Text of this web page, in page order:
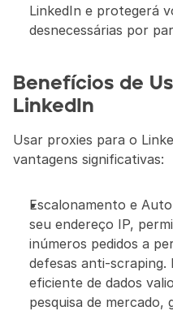
LinkedIn e protegerá
desnecessárias por
Benefícios de
LinkedIn
Usar proxies para o
vantagens significativas:
Escalonamento e
seu endereço IP,
inúmeros pedidos a
defesas anti-scraping.
eficiente de dados
pesquisa de mercado,